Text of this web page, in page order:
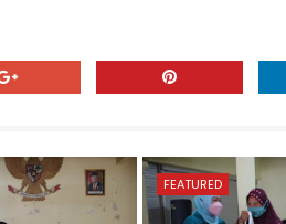
FEATURED